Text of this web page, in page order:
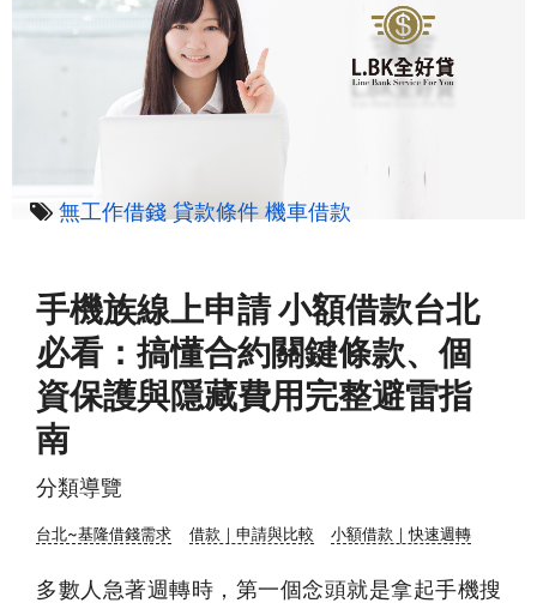
無工作借錢 貸款條件 機車借款
手機族線上申請 小額借款台北
必看：搞懂合約關鍵條款、個
資保護與隱藏費用完整避雷指
南
分類導覽
台北~基隆借錢需求 借款｜申請與比較 小額借款｜快速週轉
多數人急著週轉時，第一個念頭就是拿起手機搜